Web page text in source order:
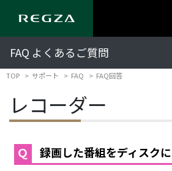
FAQ よくあるご質問
TOP サポート FAQ FAQ回答
レコーダー